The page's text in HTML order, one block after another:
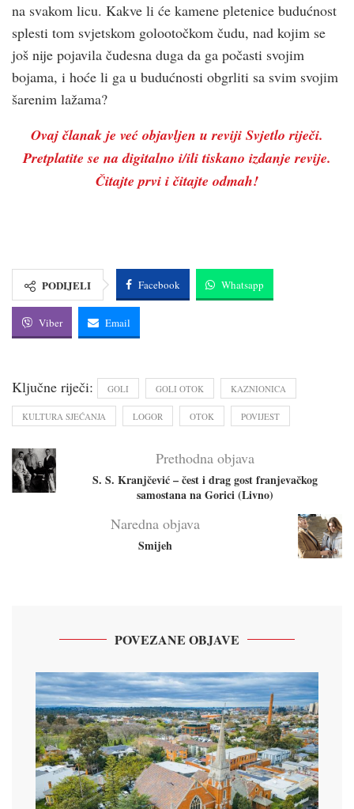
na svakom licu. Kakve li će kamene pletenice budućnost
splesti tom svjetskom golootočkom čudu, nad kojim se
još nije pojavila čudesna duga da ga počasti svojim
bojama, i hoće li ga u budućnosti obgrliti sa svim svojim
šarenim lažama?
Ovaj članak je već objavljen u reviji Svjetlo riječi.
Pretplatite se na digitalno i/ili tiskano izdanje revije.
Čitajte prvi i čitajte odmah!
PODIJELI Facebook Whatsapp
Viber Email
Ključne riječi: GOLI GOLI OTOK KAZNIONICA
KULTURA SJEĆANJA LOGOR OTOK POVIJEST
Prethodna objava
S. S. Kranjčević – čest i drag gost franjevačkog
samostana na Gorici (Livno)
Naredna objava
Smijeh
POVEZANE OBJAVE